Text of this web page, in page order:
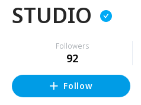
STUDIO
Followers
92
Follow